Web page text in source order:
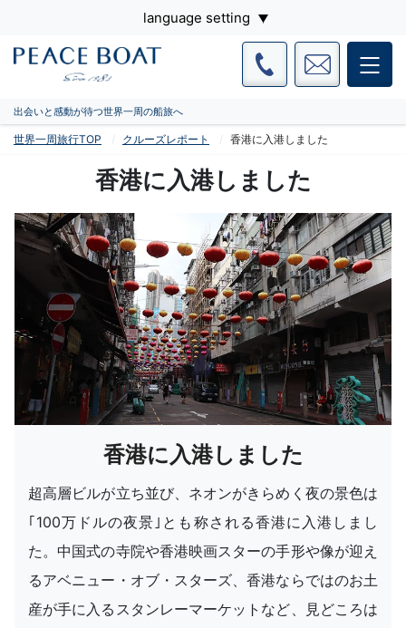
language setting
出会いと感動が待つ世界一周の船旅へ
世界一周旅行TOP クルーズレポート 香港に入港しました
香港に入港しました
香港に入港しました
超高層ビルが立ち並び、ネオンがきらめく夜の景色は
｢100万ドルの夜景｣とも称される香港に入港しまし
た。中国式の寺院や香港映画スターの手形や像が迎え
るアベニュー・オブ・スターズ、香港ならではのお土
産が手に入るスタンレーマーケットなど、見どころは